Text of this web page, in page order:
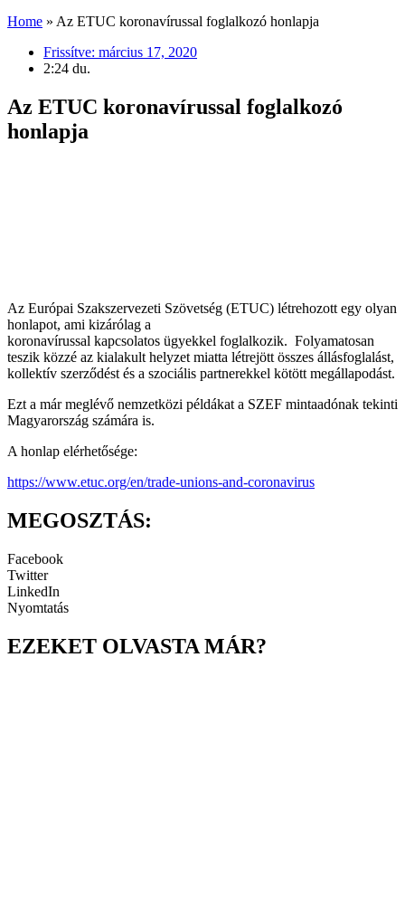
Home » Az ETUC koronavírussal foglalkozó honlapja
Frissítve: március 17, 2020
2:24 du.
Az ETUC koronavírussal foglalkozó
honlapja
Az Európai Szakszervezeti Szövetség (ETUC) létrehozott egy olyan
honlapot, ami kizárólag a
koronavírussal kapcsolatos ügyekkel foglalkozik. Folyamatosan
teszik közzé az kialakult helyzet miatta létrejött összes állásfoglalást,
kollektív szerződést és a szociális partnerekkel kötött megállapodást.
Ezt a már meglévő nemzetközi példákat a SZEF mintaadónak tekinti
Magyarország számára is.
A honlap elérhetősége:
https://www.etuc.org/en/trade-unions-and-coronavirus
MEGOSZTÁS:
Facebook
Twitter
LinkedIn
Nyomtatás
EZEKET OLVASTA MÁR?